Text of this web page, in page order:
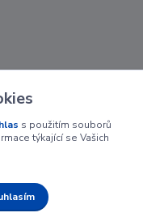
s použitím souborů
týkající se Vašich